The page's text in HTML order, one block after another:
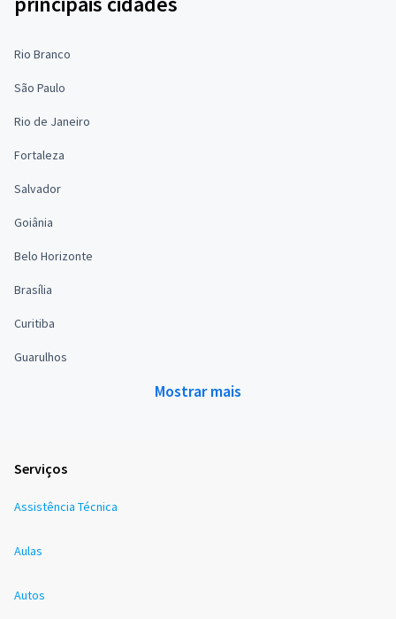
Rio Branco
São Paulo
Rio de Janeiro
Fortaleza
Salvador
Goiânia
Belo Horizonte
Brasília
Curitiba
Guarulhos
Mostrar mais
Serviços
Assistência Técnica
Aulas
Autos